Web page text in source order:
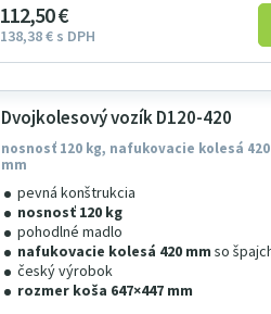
112 50€
138 38€ s DPH
Dvojkolesový vozík D120-420
nosnosť 120 kg, nafukovacie kolesá 420
mm
pevná konštrukcia
nosnosť 120 kg
pohodlné madlo
nafukovacie kolesá 420 mm so
český výrobok
rozmer koša 647×447 mm